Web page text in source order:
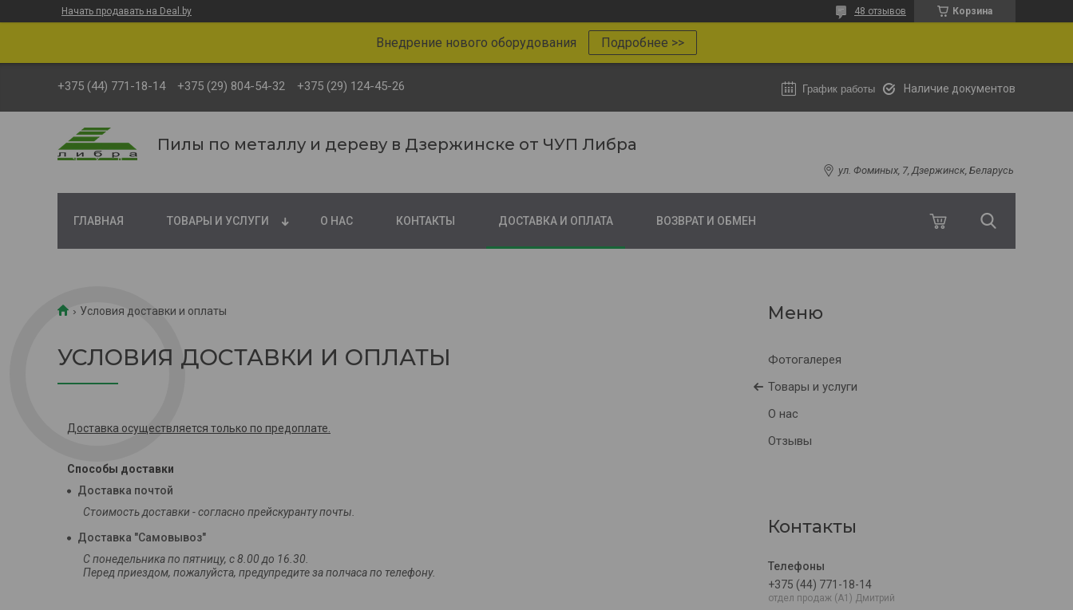
Начать продавать на Deal.by Корзина
48 отзывов
Внедрение нового оборудования Подробнее >>
+375 (44) 771-18-14 +375 (29) 804-54-32 +375 (29) 124-45-26 График работы Наличие документов
Пилы по металлу и дереву в Дзержинске от ЧУП Либра
ул. Фоминых, 7, Дзержинск, Беларусь
ГЛАВНАЯ ТОВАРЫ И УСЛУГИ О НАС КОНТАКТЫ ДОСТАВКА И ОПЛАТА ВОЗВРАТ И ОБМЕН
Фотогалерея
Товары и услуги
О нас
Отзывы
Контакты
+375 (44) 771-18-14
отдел продаж (A1) Дмитрий
Условия доставки и оплаты
УСЛОВИЯ ДОСТАВКИ И ОПЛАТЫ
Доставка осуществляется только по предоплате.
Способы доставки
Доставка почтой
Стоимость доставки - согласно прейскуранту почты.
Доставка "Самовывоз"
С понедельника по пятницу, c 8.00 до 16.30.
Перед приездом, пожалуйста, предупредите за полчаса по телефону.